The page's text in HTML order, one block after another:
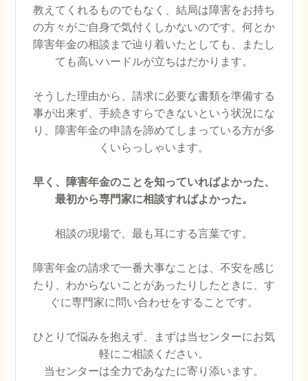
教えてくれるものでもなく、結局は障害をお持ち
の方々がご自身で気付くしかないのです。何とか
障害年金の相談まで辿り着いたとしても、またし
ても高いハードルが立ちはだかります。
そうした理由から、請求に必要な書類を準備する
事が出来ず、手続きすらできないという状況にな
り、障害年金の申請を諦めてしまっている方が多
くいらっしゃいます。
早く、障害年金のことを知っていればよかった、
最初から専門家に相談すればよかった。
相談の現場で、最も耳にする言葉です。
障害年金の請求で一番大事なことは、不安を感じ
たり、わからないことがあったりしたときに、す
ぐに専門家に問い合わせをすることです。
ひとりで悩みを抱えず、まずは当センターにお気
軽にご相談ください。
当センターは全力であなたに寄り添います。